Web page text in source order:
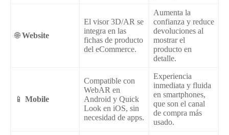
🌐Website
El visor 3D/AR se
integra en las
fichas de producto
del eCommerce.
Aumenta la
confianza y reduce
devoluciones al
mostrar el
producto en
detalle.
📱 Mobile
Compatible con
WebAR en
Android y Quick
Look en iOS, sin
necesidad de apps.
Experiencia
inmediata y fluida
en smartphones,
que son el canal
de compra más
usado.